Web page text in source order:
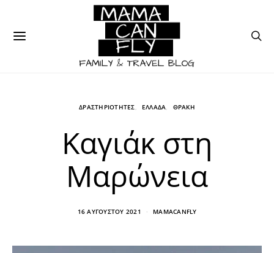
ΔΡΑΣΤΗΡΙΟΤΗΤΕΣ ΕΛΛΑΔΑ ΘΡΑΚΗ
Καγιάκ στη
Μαρώνεια
16 ΑΥΓΟΎΣΤΟΥ 2021 MAMACANFLY